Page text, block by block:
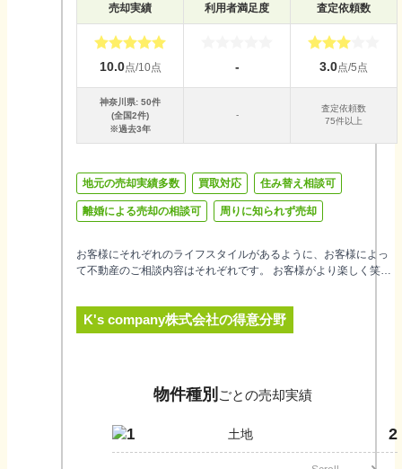
売却実績 利用者満足度 査定依頼数
10.0点/10点 - 3.0点/5点
神奈川県: 50件
(全国2件)
※過去3年
-
査定依頼数
75件以上
地元の売却実績多数 買取対応 住み替え相談可
離婚による売却の相談可 周りに知られず売却
お客様にそれぞれのライフスタイルがあるように、お客様によっ
て不動産のご相談内容はそれぞれです。 お客様がより楽しく笑顔
を頂いたお客様より、多くのお客様をご紹介して頂いておりま
す。 「物件とお客様の縁を結ぶ」 「人と人との縁を結ぶ」 弊社で
K's company株式会社の得意分野
物件種別 ごとの売却実績
1 土地 2